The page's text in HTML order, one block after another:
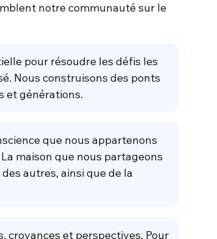
notre communauté sur le
pour résoudre les défis les
Nous construisons des ponts
et générations.
que nous appartenons
maison que nous partageons
autres, ainsi que de la
croyances et perspectives. Pour